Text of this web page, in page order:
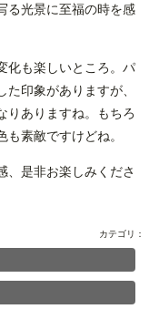
る光景に至福の時を感
化も楽しいところ。パ
印象がありますが、
りありますね。もちろ
素敵ですけどね。
、是非お楽しみくださ
カテゴリ：